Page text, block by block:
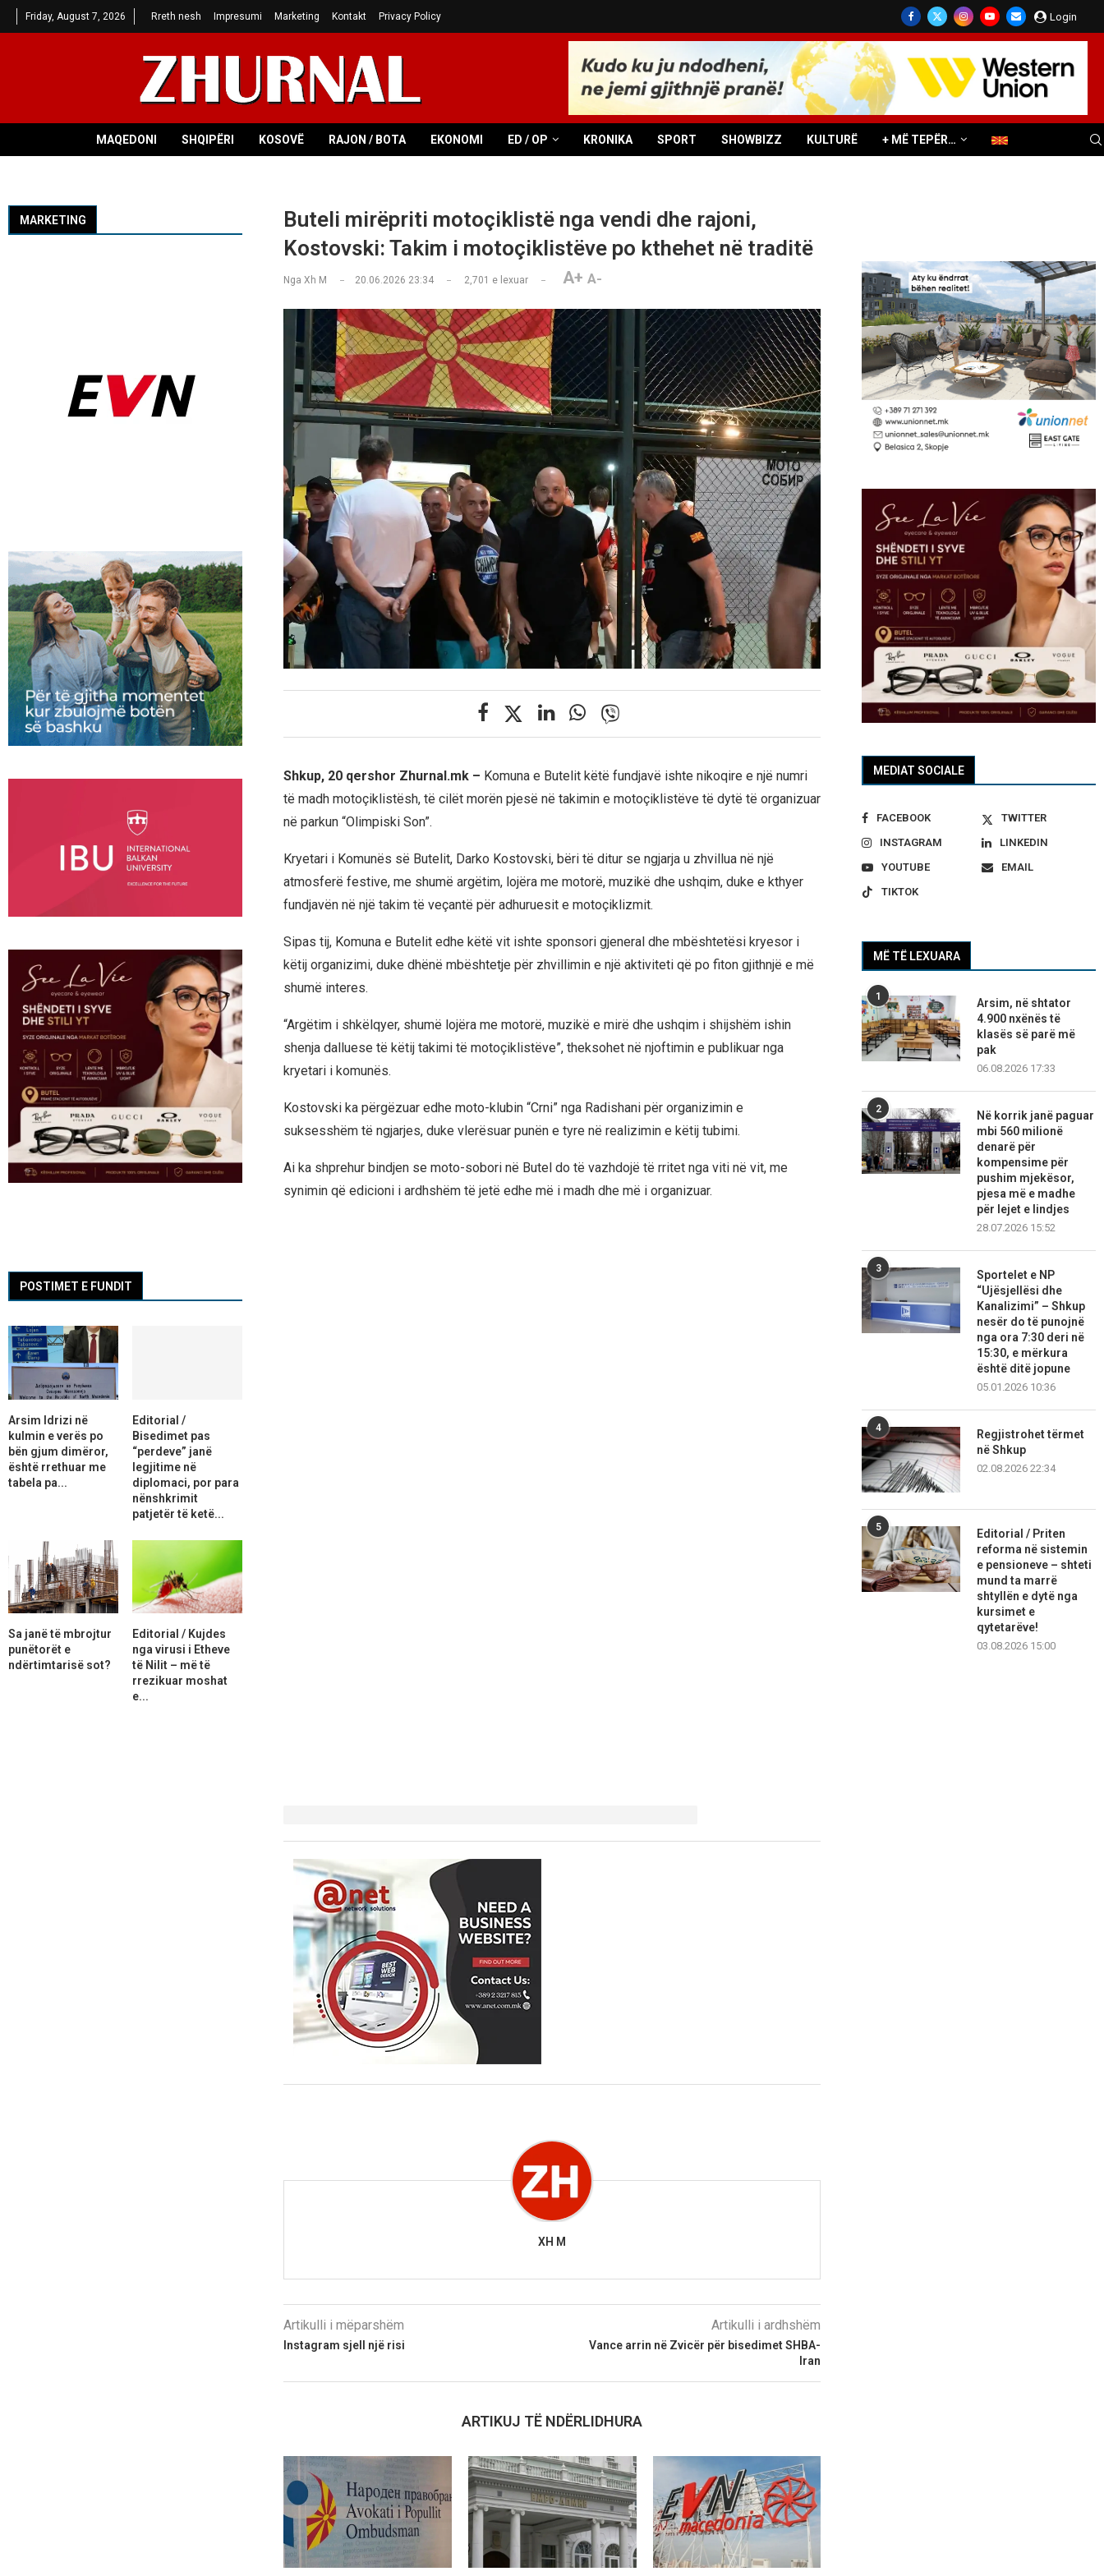
Friday, August 7, 2026 Rreth nesh Impresumi Marketing Kontakt Privacy Policy Login
MAQEDONI SHQIPËRI KOSOVË RAJON / BOTA EKONOMI ED / OP KRONIKA SPORT SHOWBIZZ KULTURË + MË TEPËR…
Buteli mirëpriti motoçiklistë nga vendi dhe rajoni,
Kostovski: Takim i motoçiklistëve po kthehet në traditë
Nga Xh M 20.06.2026 23:34 2,701 e lexuar A+ A-
Shkup, 20 qershor Zhurnal.mk – Komuna e Butelit këtë fundjavë ishte nikoqire e një numri
të madh motoçiklistësh, të cilët morën pjesë në takimin e motoçiklistëve të dytë të organizuar
në parkun “Olimpiski Son”.
Kryetari i Komunës së Butelit, Darko Kostovski, bëri të ditur se ngjarja u zhvillua në një
atmosferë festive, me shumë argëtim, lojëra me motorë, muzikë dhe ushqim, duke e kthyer
fundjavën në një takim të veçantë për adhuruesit e motoçiklizmit.
Sipas tij, Komuna e Butelit edhe këtë vit ishte sponsori gjeneral dhe mbështetësi kryesor i
këtij organizimi, duke dhënë mbështetje për zhvillimin e një aktiviteti që po fiton gjithnjë e më
shumë interes.
“Argëtim i shkëlqyer, shumë lojëra me motorë, muzikë e mirë dhe ushqim i shijshëm ishin
shenja dalluese të këtij takimi të motoçiklistëve”, theksohet në njoftimin e publikuar nga
kryetari i komunës.
Kostovski ka përgëzuar edhe moto-klubin “Crni” nga Radishani për organizimin e
suksesshëm të ngjarjes, duke vlerësuar punën e tyre në realizimin e këtij tubimi.
Ai ka shprehur bindjen se moto-sobori në Butel do të vazhdojë të rritet nga viti në vit, me
synimin që edicioni i ardhshëm të jetë edhe më i madh dhe më i organizuar.
XH M
Artikulli i mëparshëm
Instagram sjell një risi
Artikulli i ardhshëm
Vance arrin në Zvicër për bisedimet SHBA-
Iran
ARTIKUJ TË NDËRLIDHURA
MEDIAT SOCIALE
FACEBOOK
TWITTER
INSTAGRAM
LINKEDIN
YOUTUBE
EMAIL
TIKTOK
MË TË LEXUARA
1
Arsim, në shtator
4.900 nxënës të
klasës së parë më
pak
06.08.2026 17:33
2
Në korrik janë paguar
mbi 560 milionë
denarë për
kompensime për
pushim mjekësor,
pjesa më e madhe
për lejet e lindjes
28.07.2026 15:52
3
Sportelet e NP
“Ujësjellësi dhe
Kanalizimi” – Shkup
nesër do të punojnë
nga ora 7:30 deri në
15:30, e mërkura
është ditë jopune
05.01.2026 10:36
4
Regjistrohet tërmet
në Shkup
02.08.2026 22:34
5
Editorial / Priten
reforma në sistemin
e pensioneve – shteti
mund ta marrë
shtyllën e dytë nga
kursimet e
qytetarëve!
03.08.2026 15:00
MARKETING
POSTIMET E FUNDIT
Arsim Idrizi në
kulmin e verës po
bën gjum dimëror,
është rrethuar me
tabela pa...
Editorial /
Bisedimet pas
“perdeve” janë
legjitime në
diplomaci, por para
nënshkrimit
patjetër të ketë...
Sa janë të mbrojtur
punëtorët e
ndërtimtarisë sot?
Editorial / Kujdes
nga virusi i Etheve
të Nilit – më të
rrezikuar moshat
e...